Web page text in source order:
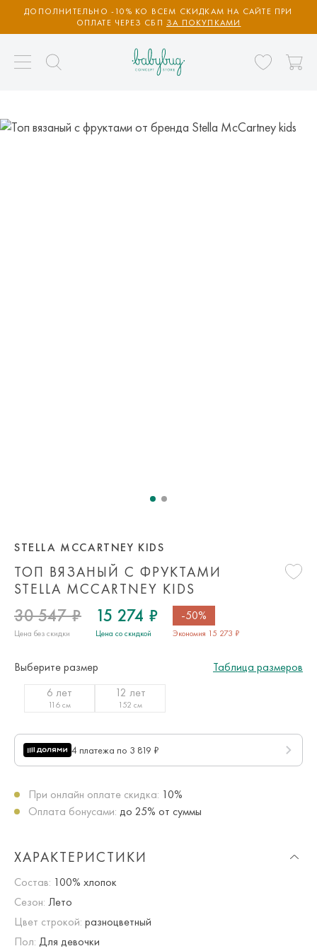
ДОПОЛНИТЕЛЬНО -10% КО ВСЕМ СКИДКАМ НА САЙТЕ ПРИ
ОПЛАТЕ ЧЕРЕЗ СБП ЗА ПОКУПКАМИ
ТОП ВЯЗАНЫЙ С ФРУКТАМИ
STELLA MCCARTNEY KIDS
STELLA MCCARTNEY KIDS
30 547 ₽
Цена без скидки
15 274 ₽
Цена со скидкой
-50%
Экономия 15 273 ₽
Выберите размер
Таблица размеров
6 лет
116 см
12 лет
152 см
4 платежа по 3 819 ₽
При онлайн оплате скидка: 10%
Оплата бонусами: до 25% от суммы
ХАРАКТЕРИСТИКИ
Состав: 100% хлопок
Сезон: Лето
Цвет строкой: разноцветный
Пол: Для девочки